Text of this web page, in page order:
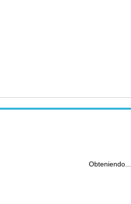
Obteniendo...